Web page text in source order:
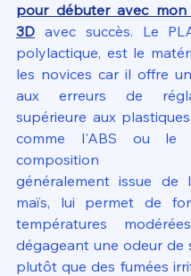
pour débuter avec mon
3D avec succès. Le
polylactique, est le
les novices car il offre
aux erreurs de
supérieure aux
comme l'ABS ou le
composition
généralement issue de
maïs, lui permet de
températures
dégageant une odeur de
plutôt que des fumées